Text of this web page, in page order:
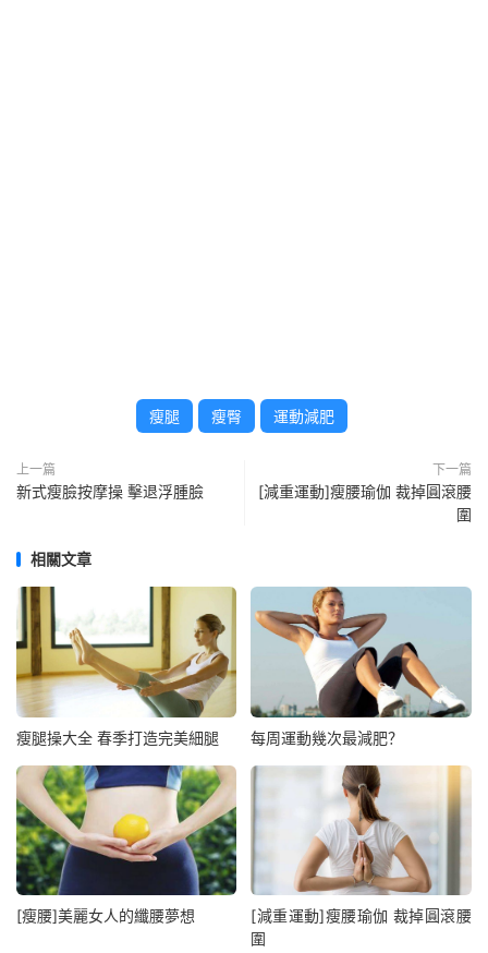
瘦腿 瘦臀 運動減肥
上一篇
新式瘦臉按摩操 擊退浮腫臉
下一篇
[減重運動]瘦腰瑜伽 裁掉圓滾腰
圍
相關文章
瘦腿操大全 春季打造完美細腿 每周運動幾次最減肥？
[瘦腰]美麗女人的纖腰夢想
[減重運動]瘦腰瑜伽 裁掉圓滾腰
圍